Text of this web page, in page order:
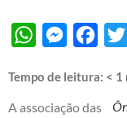
WhatsAppMessenger
Tempo de leitura: < 1
A associação das